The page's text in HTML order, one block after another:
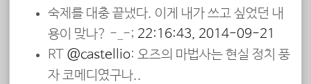
숙제를 대충 끝냈다. 이게 내가 쓰고 싶었던 내
용이 맞나? -_-; 22:16:43, 2014-09-21
RT @castellio: 오즈의 마법사는 현실 정치 풍
자 코메디였구나..